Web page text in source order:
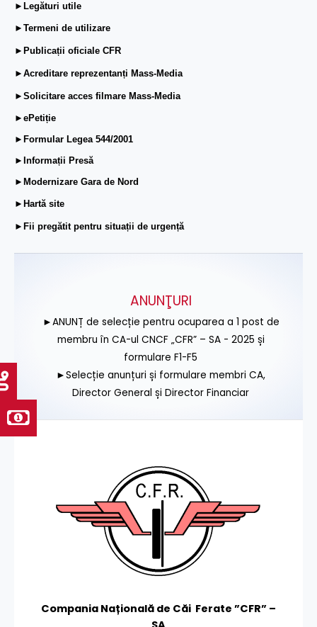
►Legături utile
►Termeni de utilizare
►Publicații oficiale CFR
►Acreditare reprezentanți Mass-Media
►Solicitare acces filmare Mass-Media
►ePetiție
►Formular Legea 544/2001
►Informații Presă
►Modernizare Gara de Nord
►Hartă site
►Fii pregătit pentru situații de urgență
ANUNŢURI
►ANUNȚ de selecție pentru ocuparea a 1 post de
membru în CA-ul CNCF „CFR” – SA - 2025 și
formulare F1-F5
►Selecție anunțuri și formulare membri CA,
Director General și Director Financiar
Compania Națională de Căi Ferate ”CFR” –